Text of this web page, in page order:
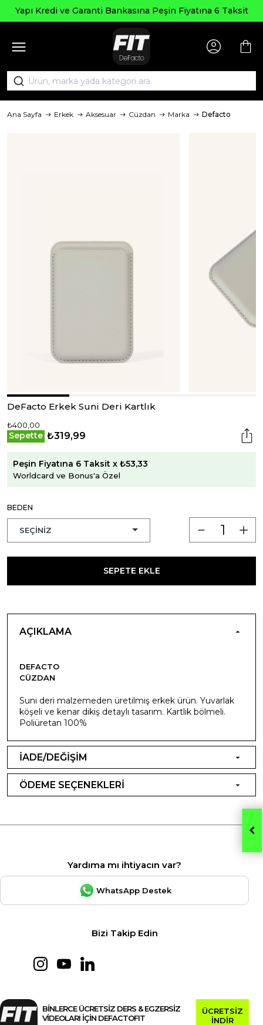
Yapı Kredi ve Garanti Bankasına Peşin Fiyatına 6 Taksit
Ana Sayfa Erkek Aksesuar Cüzdan Marka Defacto
DeFacto Erkek Suni Deri Kartlık
₺400,00
Sepette ₺319,99
Peşin Fiyatına 6 Taksit x ₺53,33
Worldcard ve Bonus'a Özel
BEDEN
SEPETE EKLE
AÇIKLAMA
DEFACTO
CÜZDAN
Suni deri malzemeden üretilmiş erkek ürün. Yuvarlak
köşeli ve kenar dikiş detaylı tasarım. Kartlık bölmeli.
Poliüretan 100%
İADE/DEĞİŞİM
ÖDEME SEÇENEKLERİ
Yardıma mı ihtiyacın var?
WhatsApp Destek
Bizi Takip Edin
BİNLERCE ÜCRETSİZ DERS & EGZERSİZ
VİDEOLARI İÇİN DEFACTOFIT
ÜCRETSİZ
İNDİR